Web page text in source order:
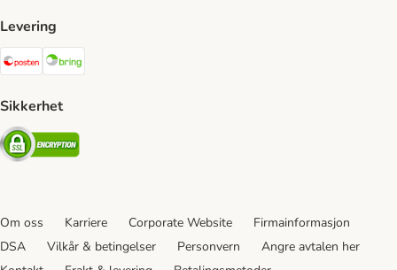
Levering
Posten Shipping Method
Sikkerhet
Security
Om oss Karriere Corporate Website
Firmainformasjon
DSA
Vilkår & betingelser Personvern
Angre avtalen her